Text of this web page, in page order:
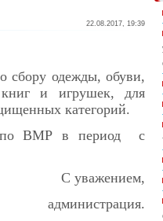
22.08.2017, 19:39
сбору одежды, обуви,
книг и игрушек, для
категорий.
по ВМР в период с
С уважением,
администрация.